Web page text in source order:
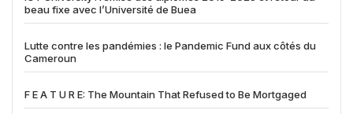
beau fixe avec l’Université de Buea
Lutte contre les pandémies : le Pandemic Fund aux côtés du
Cameroun
F E A T U R E: The Mountain That Refused to Be Mortgaged